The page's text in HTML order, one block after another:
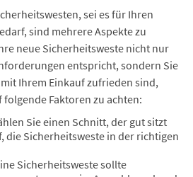
sei es für Ihren
sind mehrere Aspekte zu
neue Sicherheitsweste nicht nur
entspricht, sondern Sie
Ihrem Einkauf zufrieden sind,
Faktoren zu achten:
Sie einen Schnitt, der gut sitzt
die Sicherheitsweste in der richtigen
Sicherheitsweste sollte